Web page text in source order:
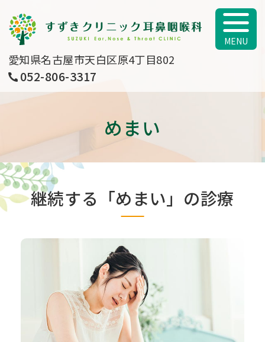
すずきクリニ
愛知県名古屋市天白区原4丁目802
052-806-3317
めまい
継続する「めまい」の診療